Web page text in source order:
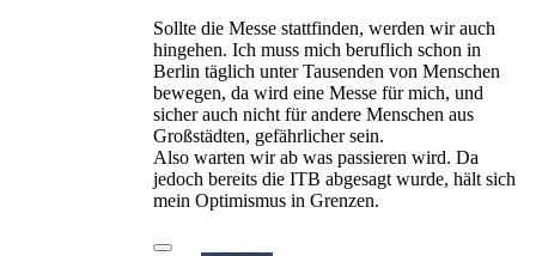
Sollte die Messe stattfinden, werden wir auch
hingehen. Ich muss mich beruflich schon in
Berlin täglich unter Tausenden von Menschen
bewegen, da wird eine Messe für mich, und
sicher auch nicht für andere Menschen aus
Großstädten, gefährlicher sein.
Also warten wir ab was passieren wird. Da
jedoch bereits die ITB abgesagt wurde, hält sich
mein Optimismus in Grenzen.